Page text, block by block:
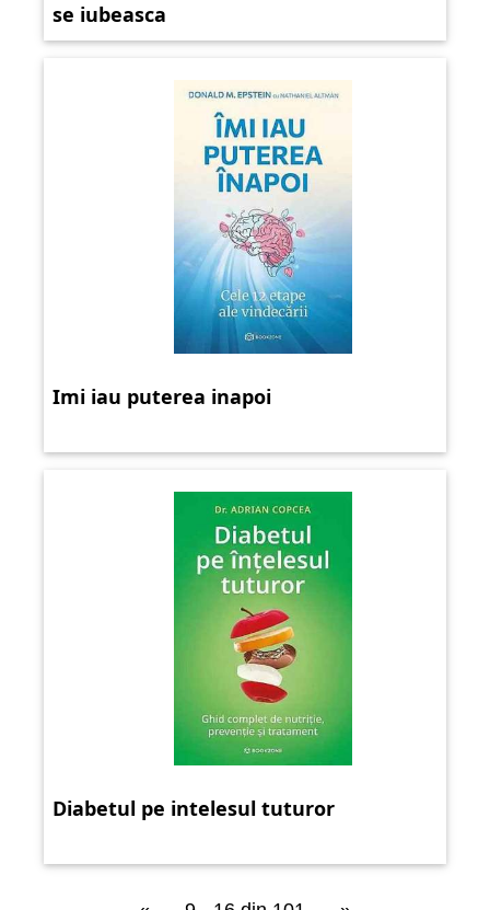
se iubeasca
Imi iau puterea inapoi
Diabetul pe intelesul tuturor